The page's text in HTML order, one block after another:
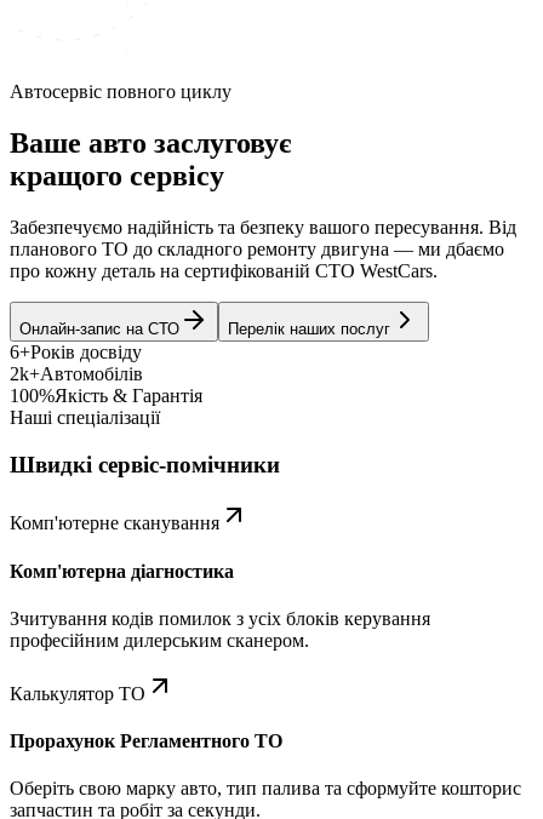
Автосервіс повного циклу
Ваше авто заслуговує
кращого сервісу
Забезпечуємо надійність та безпеку вашого пересування. Від
планового ТО до складного ремонту двигуна — ми дбаємо
про кожну деталь на сертифікованій СТО WestCars.
Онлайн-запис на СТО Перелік наших послуг
6+Років досвіду
2k+Автомобілів
100%Якість & Гарантія
Наші спеціалізації
Швидкі сервіс-помічники
Комп'ютерне сканування
Комп'ютерна діагностика
Зчитування кодів помилок з усіх блоків керування
професійним дилерським сканером.
Калькулятор ТО
Прорахунок Регламентного ТО
Оберіть свою марку авто, тип палива та сформуйте кошторис
запчастин та робіт за секунди.